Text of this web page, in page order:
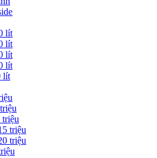
lít
lít
lít
lít
lít
triệu
triệu